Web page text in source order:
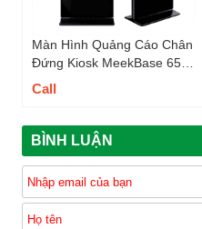
Màn Hình Quảng Cáo Chân
Đứng Kiosk MeekBase 65
inch - A65FSIR
Call
BÌNH LUẬN